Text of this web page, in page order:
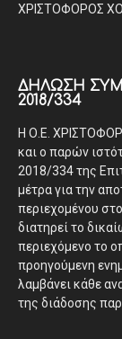
ΧΡΙΣΤΟΦΟΡΟΣ
ΔΉΛΩΣΗ
2018/334
Η Ο.Ε.
και ο παρών
2018/334 της
μέτρα για την
περιεχομένου
διατηρεί το
περιεχόμενο το
προηγούμενη
λαμβάνει κάθε
της διάδοσης